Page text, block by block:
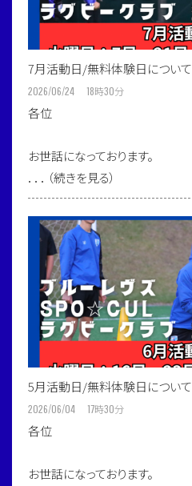
7月活動日/無料体験日について
2026/06/24 18時30分
各位
お世話になっております。
．．．（続きを見る）
5月活動日/無料体験日について
2026/06/04 17時30分
各位
お世話になっております。